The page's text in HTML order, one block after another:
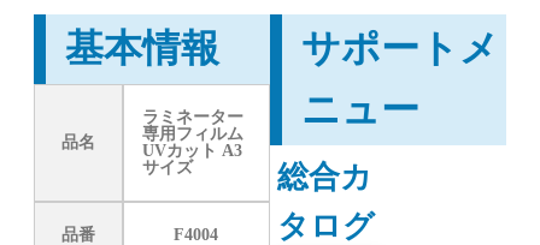
基本情報
品名
ラミネーター
専用フィルム
UVカット A3
サイズ
品番 F4004
サポートメ
ニュー
総合カ
タログ